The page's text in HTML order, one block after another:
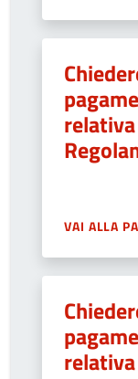
VAI ALLA